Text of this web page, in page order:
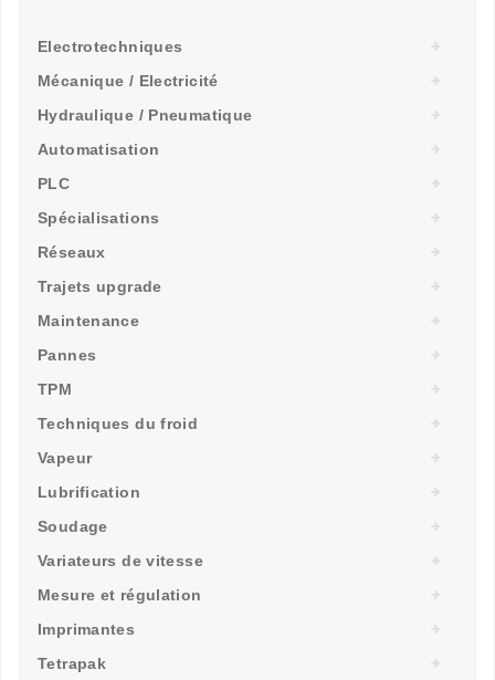
Electrotechniques
Mécanique / Electricité
Hydraulique / Pneumatique
Automatisation
PLC
Spécialisations
Réseaux
Trajets upgrade
Maintenance
Pannes
TPM
Techniques du froid
Vapeur
Lubrification
Soudage
Variateurs de vitesse
Mesure et régulation
Imprimantes
Tetrapak